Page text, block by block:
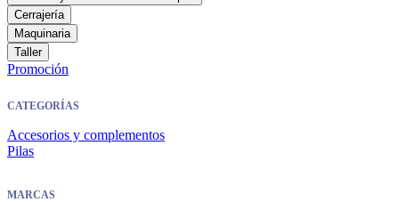
Cerrajería
Maquinaria
Taller
Promoción
CATEGORÍAS
Accesorios y complementos
Pilas
MARCAS